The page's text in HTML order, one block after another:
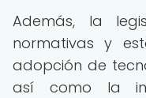
Además, la
normativas y
adopción de
así como la